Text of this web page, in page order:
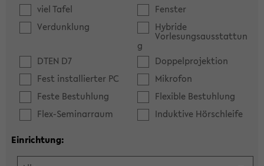
viel Tafel
Fenster
Verdunklung
Hybride
Vorlesungsausstattun
g
DTEN D7
Doppelprojektion
Fest installierter PC
Mikrofon
Feste Bestuhlung
Flexible Bestuhlung
Flex-Seminarraum
Induktive Hörschleife
Einrichtung: